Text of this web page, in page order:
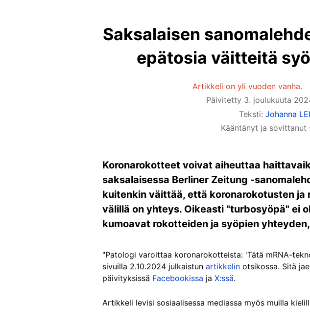
Saksalaisen
epätosia väitteitä
Artikkeli on yli vuoden vanha.
Päivitetty 3. joulukuuta
Teksti: Johanna
Kääntänyt ja sovittanut
Koronarokotteet voivat aiheuttaa
saksalaisessa Berliner Zeitung -
kuitenkin väittää, että koronarokotusten
välillä on yhteys. Oikeasti "turbosyöpä" ei
kumoavat rokotteiden ja syöpien
"Patologi varoittaa koronarokotteista: 'Tätä mRNA-
sivuilla 2.10.2024 julkaistun artikkelin otsikossa. Sitä
päivityksissä Facebookissa ja X:ssä.
Artikkeli levisi sosiaalisessa mediassa myös muilla